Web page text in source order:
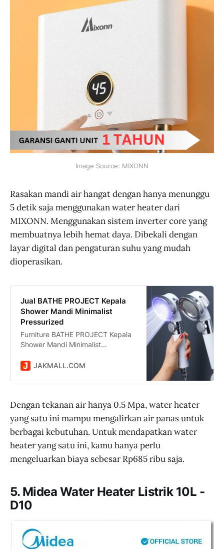
Image Source: MIXONN
Rasakan mandi air hangat dengan hanya menunggu
5 detik saja menggunakan water heater dari
MIXONN. Menggunakan sistem inverter core yang
membuatnya lebih hemat daya. Dibekali dengan
layar digital dan pengaturan suhu yang mudah
dioperasikan.
Jual BATHE PROJECT Kepala
Shower Mandi Minimalist
Pressurized
Furniture BATHE PROJECT Kepala
Shower Mandi Minimalist
Rp 27.400 dikirim dari DKI Jakarta.
JAKMALL.COM
Dengan tekanan air hanya 0.5 Mpa, water heater
yang satu ini mampu mengalirkan air panas untuk
berbagai kebutuhan. Untuk mendapatkan water
heater yang satu ini, kamu hanya perlu
mengeluarkan biaya sebesar Rp685 ribu saja.
5. Midea Water Heater Listrik 10L -
D10